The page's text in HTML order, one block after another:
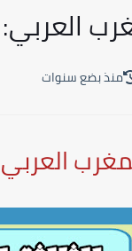
منذ بضع سنوات